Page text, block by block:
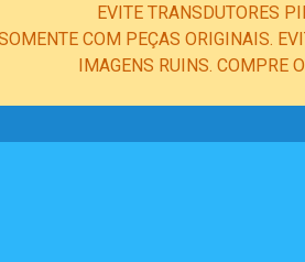
EVITE TRANSDUTORES
COM PEÇAS ORIGINAIS.
IMAGENS RUINS. COMPRE